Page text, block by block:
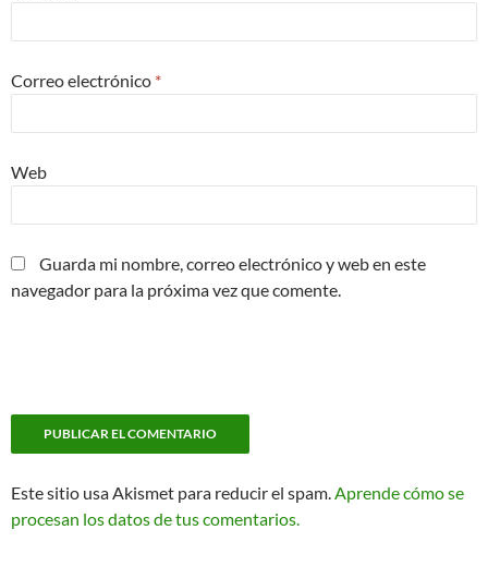
Correo electrónico *
Web
Guarda mi nombre, correo electrónico y web en este
navegador para la próxima vez que comente.
Este sitio usa Akismet para reducir el spam. Aprende cómo se
procesan los datos de tus comentarios.